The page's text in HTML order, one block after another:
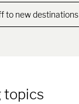
to new destinations
topics